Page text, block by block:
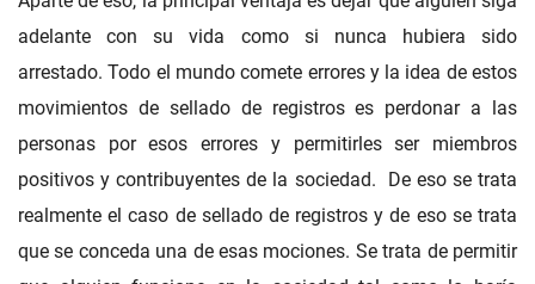
adelante con su vida como si nunca hubiera sido
arrestado. Todo el mundo comete errores y la idea de estos
movimientos de sellado de registros es perdonar a las
personas por esos errores y permitirles ser miembros
positivos y contribuyentes de la sociedad. De eso se trata
realmente el caso de sellado de registros y de eso se trata
que se conceda una de esas mociones. Se trata de permitir